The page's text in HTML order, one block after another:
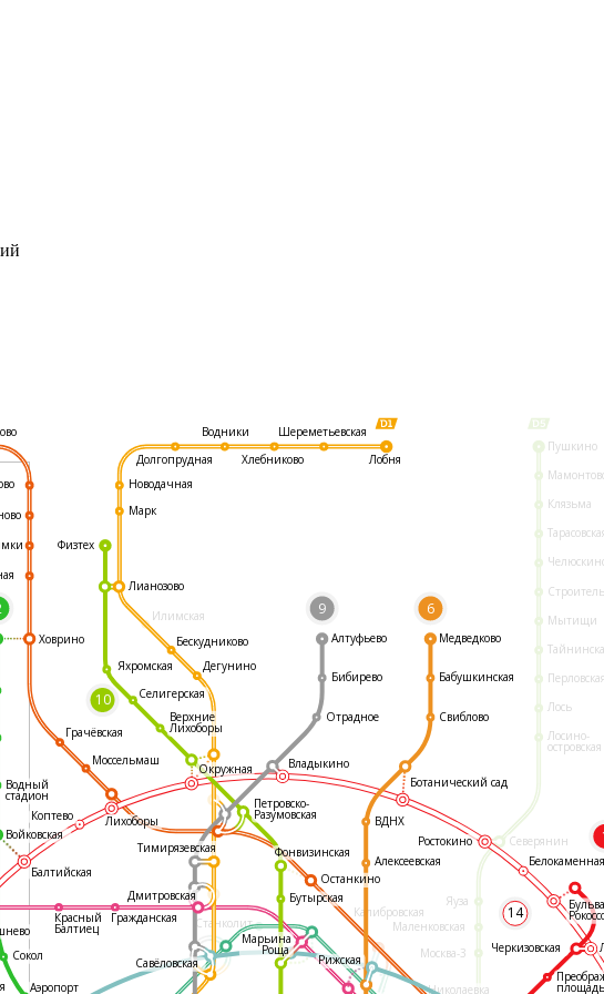
Илимская
Пушкино
Клязьма
Мытищи
Лось
Лосино-
островская
Северянин
Яуза
Маленковская
Москва-3
Николаевка
Калибровская
Станколит
14
9 6
10
Ховрино
Грачёвская
Моссельмаш
Останкино
Медведково
Бабушкинская
Свиблово
ВДНХ
Алексеевская
Рижская
Аэропорт
Сокол
Красный
Балтиец
Гражданская
Дмитровская
Коптево Лихоборы
Балтийская
Войковская
Водный
стадион
Окружная
Дегунино
Бескудниково
Верхние
Лихоборы
Селигерская
Физтех
Яхромская
Марк
Лианозово
Новодачная
Долгопрудная
Водники
Хлебниково
Шереметьевская
Лобня
Тимирязевская
Марьина
Роща
Савёловская
Фонвизинская
Бутырская
Петровско-
Разумовская
Бибирево
Отрадное
Владыкино
Ботанический сад
Алтуфьево
Ростокино
Черкизовская
площадь